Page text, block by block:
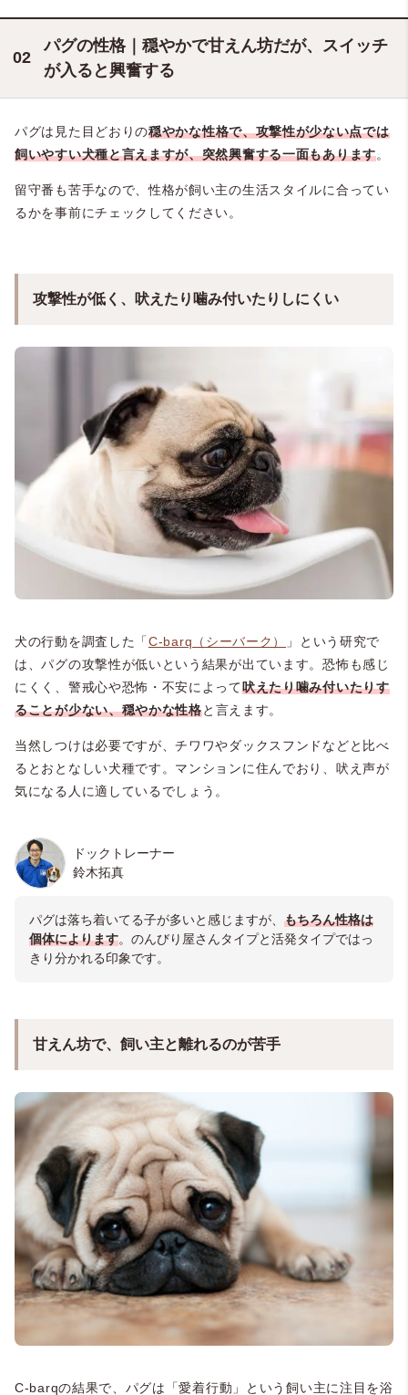
パグの性格｜穏やかで甘えん坊だが、スイッチ
が入ると興奮する
パグは見た目どおりの穏やかな性格で、攻撃性が少ない点では
飼いやすい犬種と言えますが、突然興奮する一面もあります。
留守番も苦手なので、性格が飼い主の生活スタイルに合ってい
るかを事前にチェックしてください。
攻撃性が低く、吠えたり噛み付いたりしにくい
犬の行動を調査した「C-barq（シーバーク）
」という研究で
は、パグの攻撃性が低いという結果が出ています。恐怖も感じ
にくく、警戒心や恐怖・不安によって吠えたり噛み付いたりす
ることが少ない、穏やかな性格と言えます。
当然しつけは必要ですが、チワワやダックスフンドなどと比べ
るとおとなしい犬種です。マンションに住んでおり、吠え声が
気になる人に適しているでしょう。
ドックトレーナー
鈴木拓真
パグは落ち着いてる子が多いと感じますが、 もちろん性格は
個体によります。のんびり屋さんタイプと活発タイプではっ
きり分かれる印象です。
甘えん坊で、飼い主と離れるのが苦手
C-barqの結果で、パグは「愛着行動」という飼い主に注目を浴